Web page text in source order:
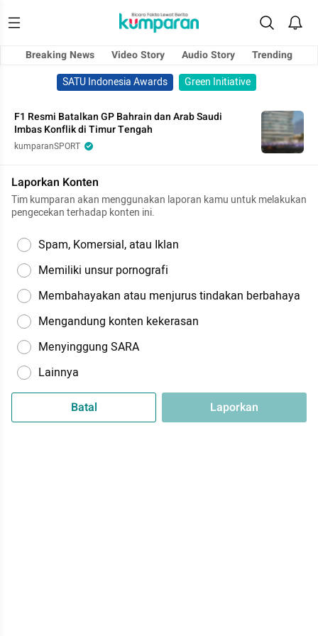
Breaking News Video Story Audio Story
Trending
SATU Indonesia Awards
Green Initiative
F1 Resmi Batalkan GP Bahrain dan Arab Saudi
Imbas Konflik di Timur Tengah
kumparanSPORT
Laporkan Konten
Tim kumparan akan menggunakan laporan kamu untuk melakukan
pengecekan terhadap konten ini.
Spam, Komersial, atau Iklan
Memiliki unsur pornografi
Membahayakan atau menjurus tindakan berbahaya
Mengandung konten kekerasan
Menyinggung SARA
Lainnya
Batal Laporkan